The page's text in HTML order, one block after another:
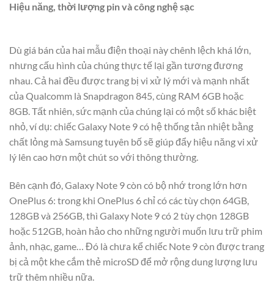
Hiệu năng, thời lượng pin và công nghệ sạc
Dù giá bán của hai mẫu điện thoại này chênh lệch khá lớn,
nhưng cấu hình của chúng thực tế lại gần tương đương
nhau. Cả hai đều được trang bị vi xử lý mới và mạnh nhất
của Qualcomm là Snapdragon 845, cùng RAM 6GB hoặc
8GB. Tất nhiên, sức mạnh của chúng lại có một số khác biệt
nhỏ, ví dụ: chiếc Galaxy Note 9 có hệ thống tản nhiệt bằng
chất lỏng mà Samsung tuyên bố sẽ giúp đẩy hiệu năng vi xử
lý lên cao hơn một chút so với thông thường.
Bên cạnh đó, Galaxy Note 9 còn có bộ nhớ trong lớn hơn
OnePlus 6: trong khi OnePlus 6 chỉ có các tùy chọn 64GB,
128GB và 256GB, thì Galaxy Note 9 có 2 tùy chọn 128GB
hoặc 512GB, hoàn hảo cho những người muốn lưu trữ phim
ảnh, nhạc, game… Đó là chưa kể chiếc Note 9 còn được trang
bị cả một khe cắm thẻ microSD để mở rộng dung lượng lưu
trữ thêm nhiều nữa.